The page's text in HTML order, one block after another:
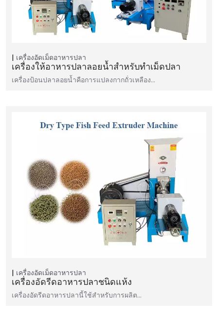
เครื่องอัดเม็ดอาหารปลา
เครื่องให้อาหารปลาลอยน้ำสำหรับทำเม็ดปลา
เครื่องป้อนปลาลอยน้ำคือการแปลงกากถั่วเหลือง...
เครื่องอัดเม็ดอาหารปลา
เครื่องอัดรีดอาหารปลาชนิดแห้ง
เครื่องอัดรีดอาหารปลานี้ใช้สำหรับการผลิต...